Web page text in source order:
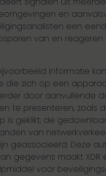
en
een
van en reageren
informatie
die zich op een
door aanvullende
te presenteren, zoals
is geklikt, de
van
geassocieerd. Deze
gegevens maakt XDR
voor